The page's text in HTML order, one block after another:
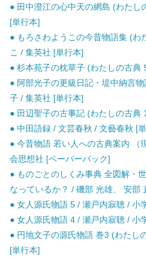
● 田中澄江の心中天の網島 (わたし
[単行本]
● もろさわようこの今昔物語集 (わ
こ / 集英社 [単行本]
● 杉本苑子の枕草子 (わたしの古典
● 阿部光子の更級日記・堤中納言
子 / 集英社 [単行本]
● 田辺聖子の古事記 (わたしの古典
● 中田語録 / 文芸春秋 / 文藝春秋 [
● 今昔物語 若い人への古典案内 （
会思想社 [ペーパーバック]
● ものごとのしくみ事典 全図解・
なっているか？ / 磯部 光雄、 安部
● 女人源氏物語 5 / 瀬戸内寂聴 / 小
● 女人源氏物語 4 / 瀬戸内寂聴 / 小
● 円地文子の源氏物語 巻3 (わたし
[単行本]